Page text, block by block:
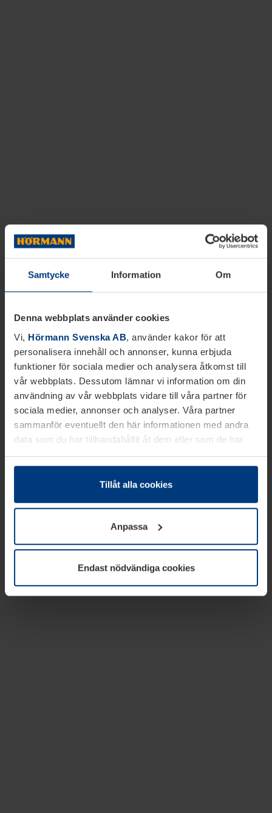
Samtycke Information Om
Denna webbplats använder cookies
Vi, Hörmann Svenska AB, använder kakor för att
personalisera innehåll och annonser, kunna erbjuda
funktioner för sociala medier och analysera åtkomst till
vår webbplats. Dessutom lämnar vi information om din
användning av vår webbplats vidare till våra partner för
sociala medier, annonser och analyser. Våra partner
sammanför eventuellt den här informationen med andra
data som du har tillhandahållit åt dem eller som de har
samlat in inom ramen för din användning av tjänsterna.
Juridiskt kan vi lagra kakor på din enhet, om de är
absolut nödvändiga för driften av den här webbplatsen.
godkännande kan du när som helst ändra eller återkalla i
informationen om kakor underDataskyddsförklaring
vår webbplats.
Tillåt alla cookies
Anpassa
Endast nödvändiga cookies